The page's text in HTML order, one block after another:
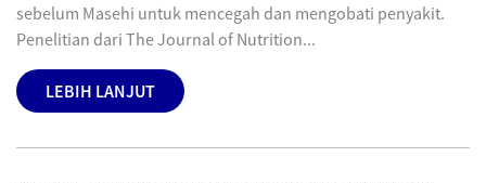
sebelum Masehi untuk mencegah dan mengobati penyakit.
Penelitian dari The Journal of Nutrition...
LEBIH LANJUT